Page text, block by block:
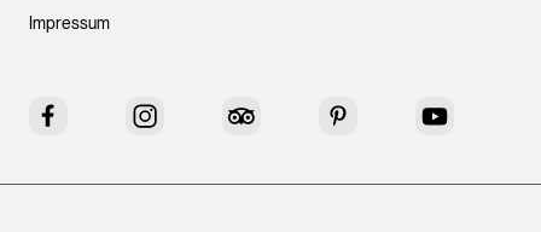
Impressum
Facebook Instagram Tripadvisor Pinterest YouTube